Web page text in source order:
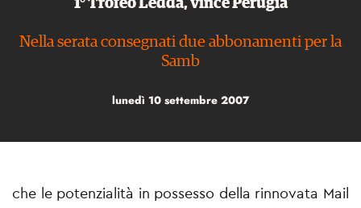
1° Trofeo Ledda, vince Perugia
Nella serata consegnati due abbonamenti per la
Samb
lunedì 10 settembre 2007
che le potenzialità in possesso della rinnovata Mail